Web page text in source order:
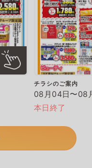
チラシのご案内
08月04日〜08
本日終了